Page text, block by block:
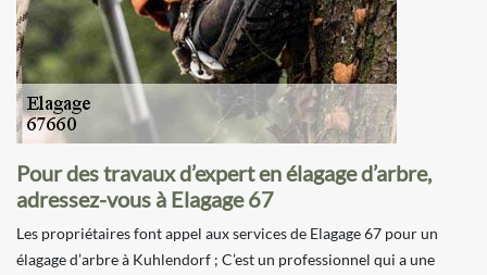
Pour des travaux d’expert en élagage d’arbre,
adressez-vous à Elagage 67
Les propriétaires font appel aux services de Elagage 67 pour un
élagage d’arbre à Kuhlendorf ; C’est un professionnel qui a une